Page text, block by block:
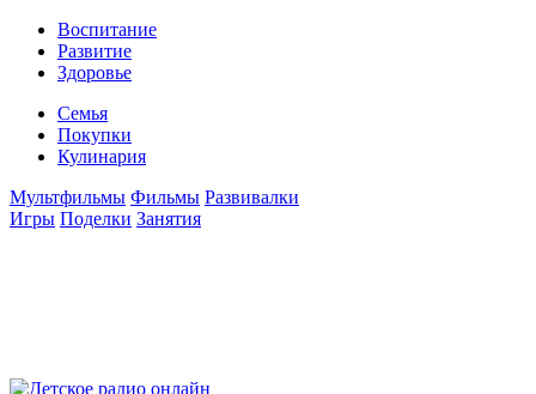
Воспитание
Развитие
Здоровье
Семья
Покупки
Кулинария
Мультфильмы Фильмы Развивалки
Игры Поделки Занятия